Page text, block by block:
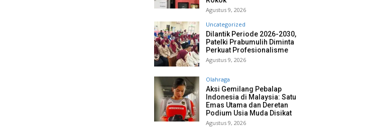
Agustus 9, 2026
Uncategorized
Dilantik Periode 2026-2030,
Patelki Prabumulih Diminta
Perkuat Profesionalisme
Agustus 9, 2026
Olahraga
Aksi Gemilang Pebalap
Indonesia di Malaysia: Satu
Emas Utama dan Deretan
Podium Usia Muda Disikat
Agustus 9, 2026